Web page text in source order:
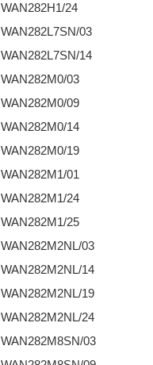
WAN282H1/24
WAN282L7SN/03
WAN282L7SN/14
WAN282M0/03
WAN282M0/09
WAN282M0/14
WAN282M0/19
WAN282M1/01
WAN282M1/24
WAN282M1/25
WAN282M2NL/03
WAN282M2NL/14
WAN282M2NL/19
WAN282M2NL/24
WAN282M8SN/03